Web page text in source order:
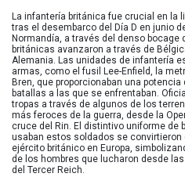
La infantería británica fue crucial en la
tras el desembarco del Día D en junio
Normandía, a través del denso bocage
británicas avanzaron a través de
Alemania. Las unidades de infantería
armas, como el fusil Lee-Enfield, la
Bren, que proporcionaban una
batallas a las que se enfrentaban.
tropas a través de algunos de los
más feroces de la guerra, desde la
cruce del Rin. El distintivo uniforme de
usaban estos soldados se
ejército británico en Europa,
de los hombres que lucharon desde
del Tercer Reich.